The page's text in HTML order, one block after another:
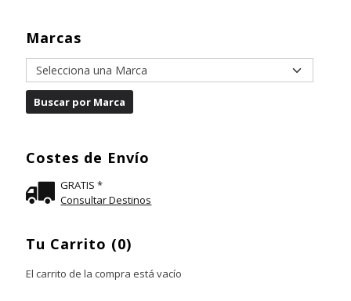
Marcas
Costes de Envío
GRATIS *
Consultar Destinos
Tu Carrito (0)
El carrito de la compra está vacío